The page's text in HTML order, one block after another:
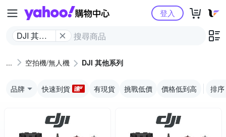
Yahoo購物中心
DJI 其他
登入
空拍機/無人機 DJI 其他系列
品牌 快速到貨 有現貨 挑戰低價 價格低到高 排序